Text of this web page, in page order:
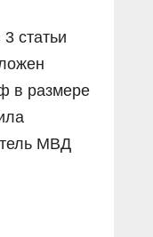
статьи
в размере
МВД